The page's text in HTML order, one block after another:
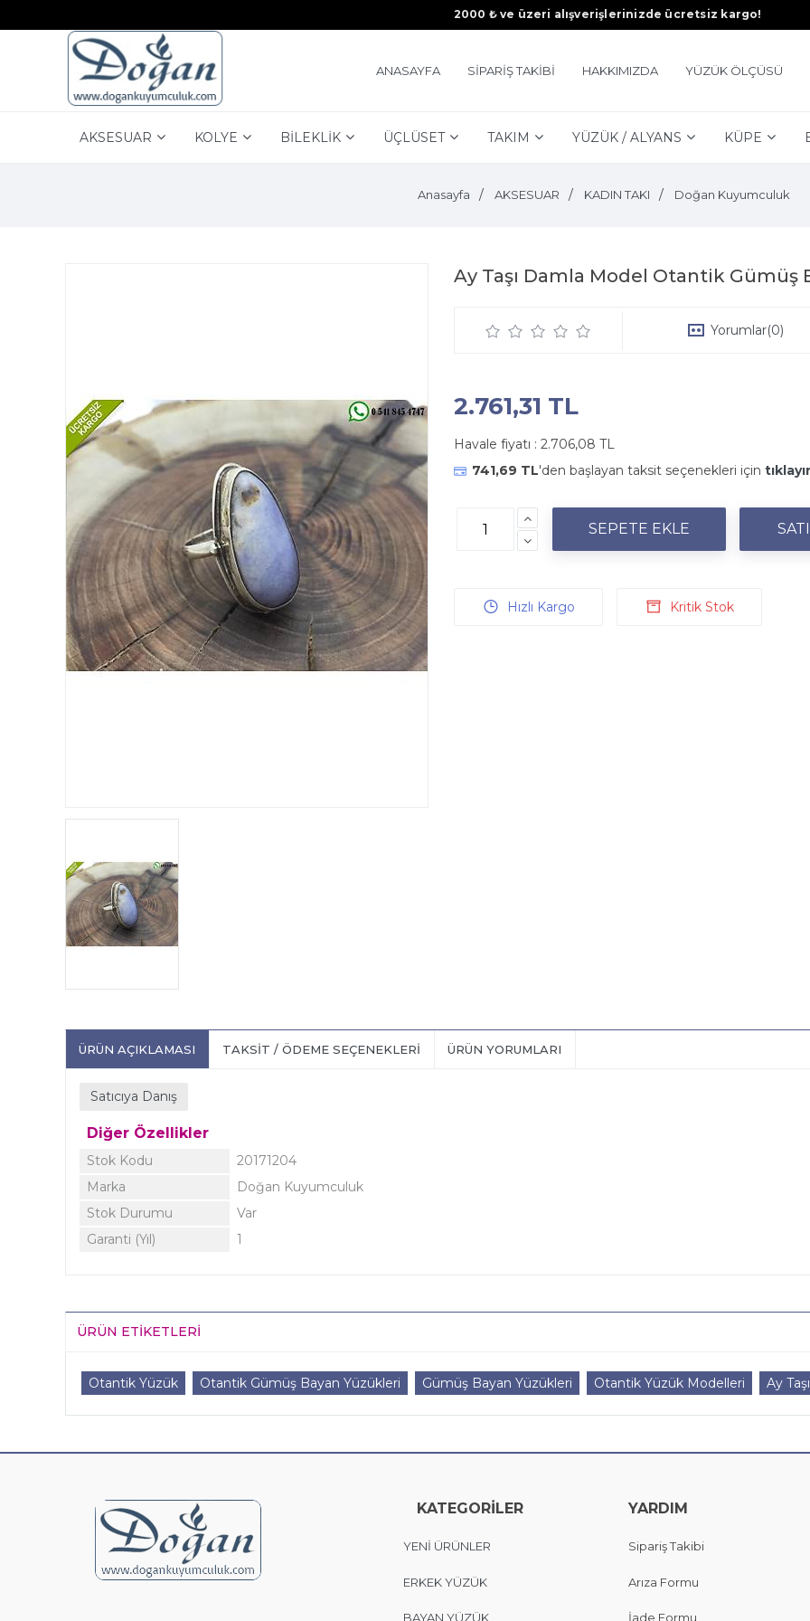
2000 ₺ ve üzeri alışverişlerinizde ücretsiz kargo!
ANASAYFA SİPARİŞ TAKİBİ HAKKIMIZDA YÜZÜK ÖLÇÜSÜ
AKSESUAR KOLYE BİLEKLİK ÜÇLÜSET TAKIM YÜZÜK / ALYANS KÜPE
Anasayfa AKSESUAR KADIN TAKI Doğan Kuyumculuk
Ay Taşı Damla Model Otantik Gümüş
Yorumlar(0)
2.761,31 TL
Havale fiyatı : 2.706,08 TL
741,69 TL'den başlayan taksit seçenekleri için
ÜRÜN AÇIKLAMASI TAKSIT / ÖDEME SEÇENEKLERI ÜRÜN YORUMLARI
Satıcıya Danış
Diğer Özellikler
Stok Kodu
20171204
Marka
Doğan Kuyumculuk
Stok Durumu
Var
Garanti (Yıl)
1
ÜRÜN ETIKETLERI
Otantik Yüzük Otantik Gümüş Bayan Yüzükleri Gümüş Bayan Yüzükleri Otantik Yüzük Modelleri Ay
KATEGORİLER
YENİ ÜRÜNLER
ERKEK YÜZÜK
BAYAN YÜZÜK
YARDIM
Sipariş Takibi
Arıza Formu
İade Formu